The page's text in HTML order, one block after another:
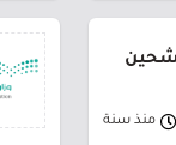
منذ سنة